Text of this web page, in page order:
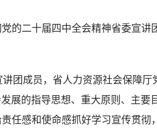
的二十届四中全会精神省委宣
讲团成员，省人力资源社会保障
展的指导思想、重大原则、主
任感和使命感抓好学习宣传贯